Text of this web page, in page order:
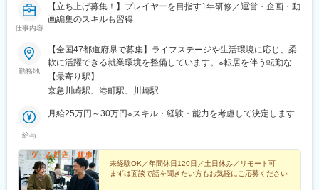
す。
保管・輸送・請負を別々ではなく一つのチームとして最適化でき
ることが最大の強み。お客様の物流課題をワンストップで解決す
る提案力があります。
◆未経験でも安心して成長できる環境
マニュアルが整備され、「なぜそうするのか」まで丁寧に教える
文化。焦らせず、自分のペースで確実に覚えられます。失敗を責
◆フラットで挑戦できる組織
年齢や勤続年数に関係なく、実力と意欲のある人が早く挑戦・昇
進できます。役割を超えて現場・改善・育成に関わり、経営に近
仕事内容
【立ち上げ募集！】プレイヤーを目指す1年研修／運営・企画・動
画編集のスキルも習得
勤務地
【全国47都道府県で募集】ライフステージや生活環境に応じ、柔
軟に活躍できる就業環境を整備しています。※転居を伴う転勤なし
※リモートOK《本社》神奈川県川崎市川崎区宮本町8-29 アルコー
ド川崎1302※受動喫煙対策：あり
【最寄り駅】
京急川崎駅、港町駅、川崎駅
給与
月給25万円～30万円※スキル・経験・能力を考慮して決定します
未経験OK／年間休日120日／土日休み／リモート可
まずは面談で話を聞きたい方もお気軽にご応募ください